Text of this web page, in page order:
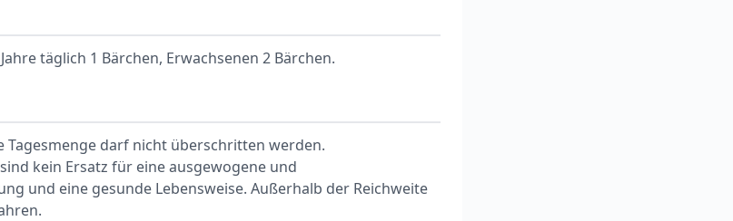
täglich 1 Bärchen, Erwachsenen 2 Bärchen.
Tagesmenge darf nicht überschritten werden.
kein Ersatz für eine ausgewogene und
und eine gesunde Lebensweise. Außerhalb der Reichweite